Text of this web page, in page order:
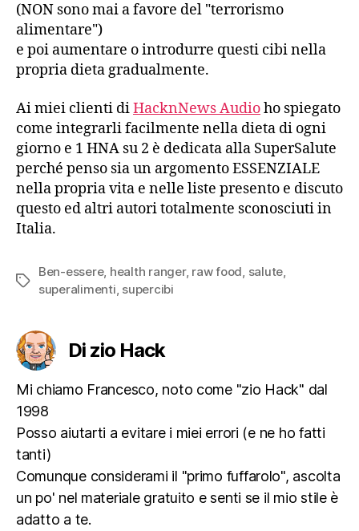
(NON sono mai a favore del "terrorismo
alimentare")
e poi aumentare o introdurre questi cibi nella
propria dieta gradualmente.
Ai miei clienti diHacknNews Audioho spiegato
come integrarli facilmente nella dieta di ogni
giorno e 1 HNA su 2 è dedicata alla SuperSalute
perché penso sia un argomento ESSENZIALE
nella propria vita e nelle liste presento e discuto
questo ed altri autori totalmente sconosciuti in
Italia.
Tag
Ben-essere, health ranger, raw food salute
superalimenti supercibi
Di zio Hack
Mi chiamo Francesco, noto come "zio Hack" dal
1998
Posso aiutarti a evitare i miei errori (e ne ho fatti
tanti)
Comunque considerami il "primo fuffarolo", ascolta
un po' nel materiale gratuito e senti se il mio stile è
adatto a te.